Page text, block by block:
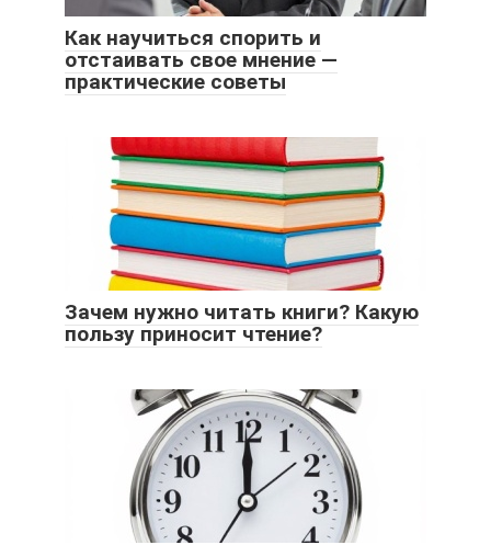
Как научиться спорить и
отстаивать свое мнение —
практические советы
Зачем нужно читать книги? Какую
пользу приносит чтение?